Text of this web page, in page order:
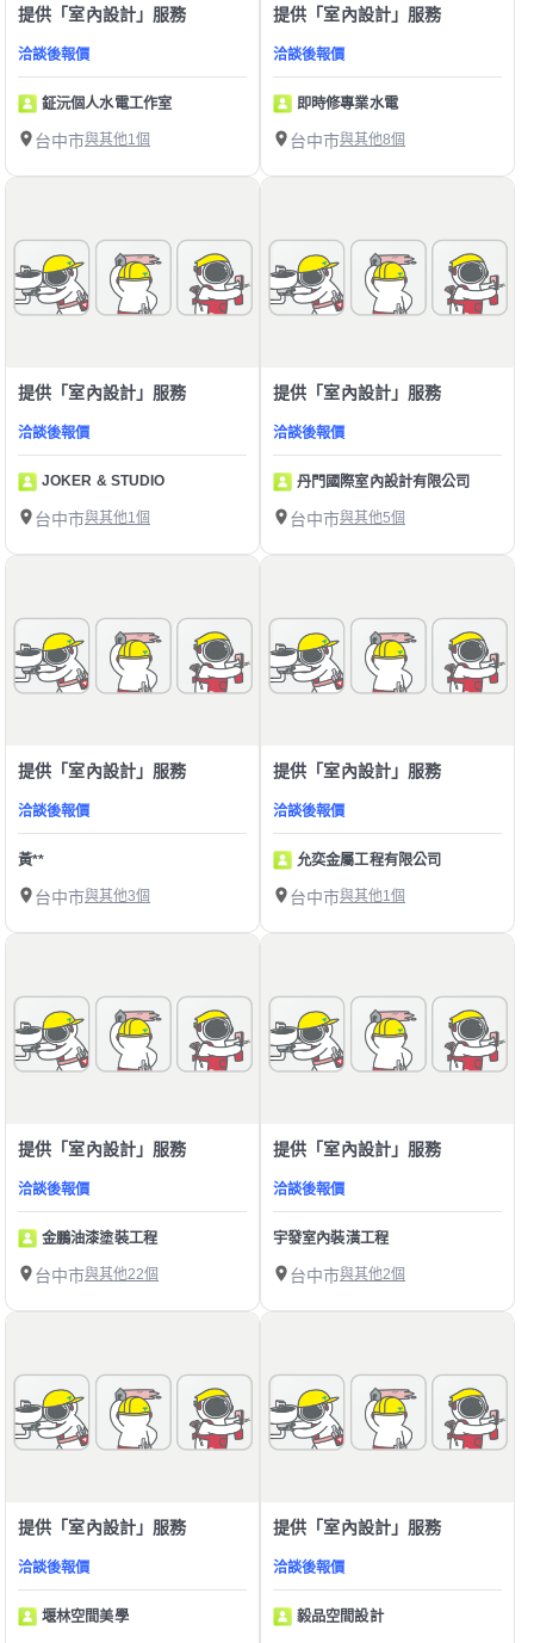
提供「室內設計」服務
洽談後報價
鉦沅個人水電工作室
台中市與其他1個
提供「室內設計」服務
洽談後報價
即時修專業水電
台中市與其他8個
提供「室內設計」服務
洽談後報價
JOKER & STUDIO
台中市與其他1個
提供「室內設計」服務
洽談後報價
丹門國際室內設計有限公司
台中市與其他5個
提供「室內設計」服務
洽談後報價
黃**
台中市與其他3個
提供「室內設計」服務
洽談後報價
允奕金屬工程有限公司
台中市與其他1個
提供「室內設計」服務
洽談後報價
金鵬油漆塗裝工程
台中市與其他22個
提供「室內設計」服務
洽談後報價
宇發室內裝潢工程
台中市與其他2個
提供「室內設計」服務
洽談後報價
堰林空間美學
提供「室內設計」服務
洽談後報價
毅品空間設計